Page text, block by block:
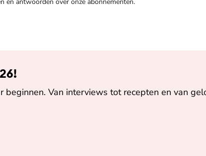
Van interviews tot recepten en van